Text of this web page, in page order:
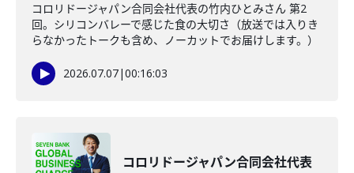
コロリドージャパン合同会社代表の竹内ひとみさん 第2
回。シリコンバレーで感じた食の大切さ（放送では入りき
らなかったトークも含め、ノーカットでお届けします。）
2026.07.07|00:16:03
コロリドージャパン合同会社代表